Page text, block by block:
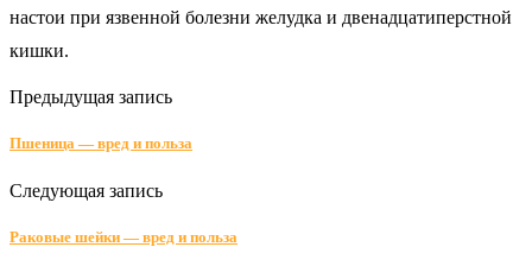
настои при язвенной болезни желудка и двенадцатиперстной
кишки.
Предыдущая запись
Пшеница — вред и польза
Следующая запись
Раковые шейки — вред и польза